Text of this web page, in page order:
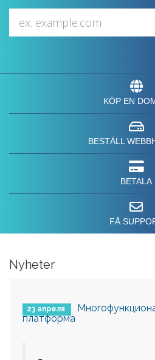
KÖP EN
BESTÄLL
BETALA
FÅ
Nyheter
23 апреля
платформа